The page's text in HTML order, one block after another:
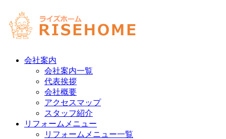
会社案内
会社案内一覧
代表挨拶
会社概要
アクセスマップ
スタッフ紹介
リフォームメニュー
リフォームメニュー一覧